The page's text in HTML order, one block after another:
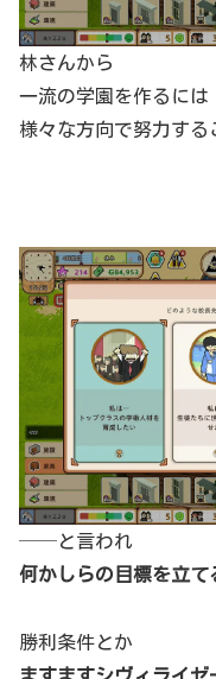
林さんから
一流の学園を作るには
様々な方向で努力す
──と言われ
何かしらの目標を立て
勝利条件とか